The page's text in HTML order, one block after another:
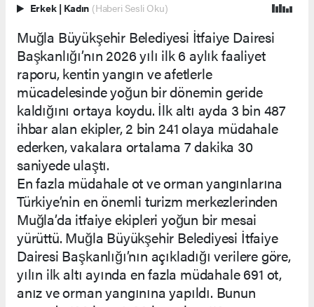
Erkek | Kadın (Haberi Sesli Oku)
Muğla Büyükşehir Belediyesi İtfaiye Dairesi
Başkanlığı’nın 2026 yılı ilk 6 aylık faaliyet
raporu, kentin yangın ve afetlerle
mücadelesinde yoğun bir dönemin geride
kaldığını ortaya koydu. İlk altı ayda 3 bin 487
ihbar alan ekipler, 2 bin 241 olaya müdahale
ederken, vakalara ortalama 7 dakika 30
saniyede ulaştı.
En fazla müdahale ot ve orman yangınlarına
Türkiye’nin en önemli turizm merkezlerinden
Muğla’da itfaiye ekipleri yoğun bir mesai
yürüttü. Muğla Büyükşehir Belediyesi İtfaiye
Dairesi Başkanlığı’nın açıkladığı verilere göre,
yılın ilk altı ayında en fazla müdahale 691 ot,
anız ve orman yangınına yapıldı. Bunun